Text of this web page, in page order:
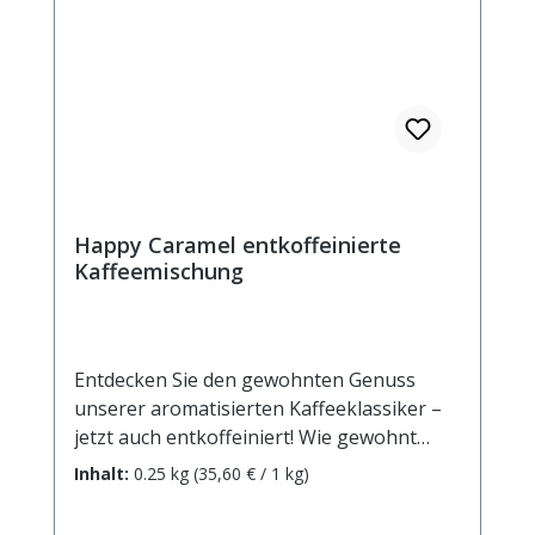
Happy Caramel entkoffeinierte
Kaffeemischung
Entdecken Sie den gewohnten Genuss
unserer aromatisierten Kaffeeklassiker –
jetzt auch entkoffeiniert! Wie gewohnt
finden nur hochwertige Arabica-Bohnen
Inhalt: 0.25 kg (35,60 € / 1 kg)